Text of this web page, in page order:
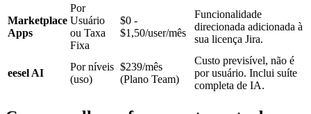
Marketplace
Apps
Por
Usuário
ou Taxa
Fixa
$0 -
$1,50/user/mês
Funcionalidade
direcionada adicionada à
sua licença Jira.
eesel AI
Por níveis
(uso)
$239/mês
(Plano Team)
Custo previsível, não é
por usuário. Inclui suíte
completa de IA.